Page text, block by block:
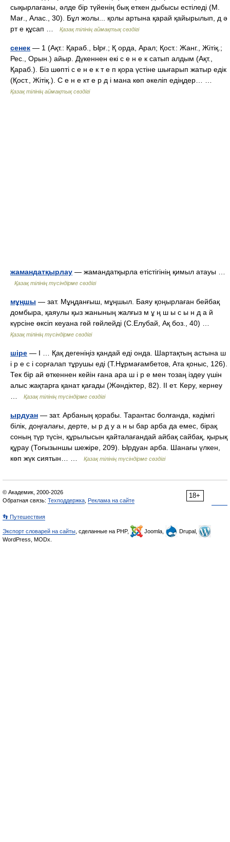
сықырлағаны, әлде бір түйенің бық еткен дыбысы естіледі (М.
Мағ., Алас., 30). Бұл жолы... қолы артына қарай қайырылып, д ә
рт е құсап …
Қазақ тілінің аймақтық сөздігі
сенек — 1 (Ақт.: Қараб., Ырғ.; Қ орда, Арал; Қост.: Жанг., Жітіқ.;
Рес., Орын.) айыр. Дүкеннен екі с е н е к сатып алдым (Ақт.,
Қараб.). Біз шөпті с е н е к т е п қора үстіне шығарып жатыр едік
(Қост., Жітіқ.). С е н е кт е р д і мана көп әкеліп едіңдер… …
Қазақ тілінің аймақтық сөздігі
жамандатқырлау — жамандатқырла етістігінің қимыл атауы …
Қазақ тілінің түсіндірме сөздігі
мұңшы — зат. Мұңданғыш, мұңшыл. Баяу қоңырлаған бейбақ
домбыра, қаяулы қыз жанының жалғыз м ұ ң ш ы с ы н д а й
күрсіне өксіп кеуана гөй гөйлейді (С.Елубай, Ақ боз., 40) …
Қазақ тілінің түсіндірме сөздігі
шіре — I … Қақ дегеніңіз қандай еді онда. Шартақтың астына ш
і р е с і сорғалап тұрушы еді (Т.Нұрмағамбетов, Ата қоныс, 126).
Тек бір ай өткеннен кейін ғана ара ш і р е мен тозаң іздеу үшін
алыс жақтарға қанат қағады (Жәндіктер, 82). II ет. Керу, кернеу
Қазақ тілінің түсіндірме сөздігі
ырдуан — зат. Арбаның қорабы. Тарантас болғанда, кәдімгі
білік, доңғалағы, дерте, ы р д у а н ы бар арба да емес, бірақ
соның түр түсін, құрылысын қайталағандай айбақ сайбақ, қырық
құрау (Тоғызыншы шежіре, 209). Ырдуан арба. Шанағы үлкен,
көп жүк сиятын… …
Қазақ тілінің түсіндірме сөздігі
18+
© Академик, 2000-2026
Обратная связь: Техподдержка Реклама на сайте
👣 Путешествия
Экспорт словарей на сайты , сделанные на PHP, Joomla,
Drupal,
WordPress, MODx.